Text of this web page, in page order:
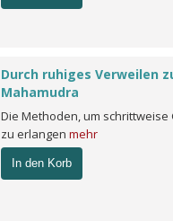
Durch ruhiges Verweilen
Mahamudra
Die Methoden, um schrittweise
zu erlangen mehr
In den Korb